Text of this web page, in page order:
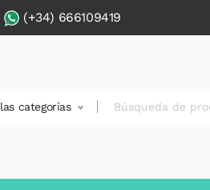
(+34) 666109419
categorías